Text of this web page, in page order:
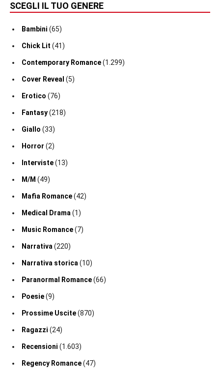
SCEGLI IL TUO GENERE
Bambini (65)
Chick Lit (41)
Contemporary Romance(1.299)
Cover Reveal (5)
Erotico (76)
Fantasy(218)
Giallo (33)
Horror (2)
Interviste(13)
M/M (49)
Mafia Romance(42)
Medical Drama(1)
Music Romance(7)
Narrativa(220)
Narrativa storica(10)
Paranormal Romance(66)
Poesie(9)
Prossime Uscite(870)
Ragazzi (24)
Recensioni (1.603)
Regency Romance(47)